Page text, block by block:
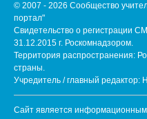
© 2007 - 2026 Сообщество
портал"
Свидетельство о регистрации
31.12.2015 г. Роскомнадзором.
Территория распространения:
страны.
Учредитель / главный редактор:
Сайт является